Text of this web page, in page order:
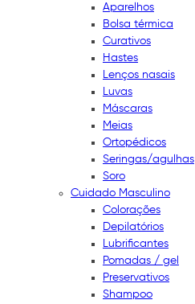
Aparelhos
Bolsa térmica
Curativos
Hastes
Lenços nasais
Luvas
Máscaras
Meias
Ortopédicos
Seringas/agulhas
Soro
Cuidado Masculino
Colorações
Depilatórios
Lubrificantes
Pomadas / gel
Preservativos
Shampoo